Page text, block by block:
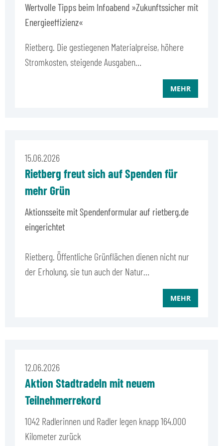
Wertvolle Tipps beim Infoabend »Zukunftssicher mit
Energieeffizienz«
Rietberg. Die gestiegenen Materialpreise, höhere
Stromkosten, steigende Ausgaben…
MEHR
15.06.2026
Rietberg freut sich auf Spenden für
mehr Grün
Aktionsseite mit Spendenformular auf rietberg.de
eingerichtet
Rietberg. Öffentliche Grünflächen dienen nicht nur
der Erholung, sie tun auch der Natur…
MEHR
12.06.2026
Aktion Stadtradeln mit neuem
Teilnehmerrekord
1042 Radlerinnen und Radler legen knapp 164.000
Kilometer zurück